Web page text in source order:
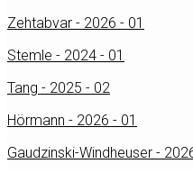
Zehtabvar - 2026 - 01
Stemle - 2024 - 01
Tang - 2025 - 02
Hörmann - 2026 - 01
Gaudzinski-Windheuser -